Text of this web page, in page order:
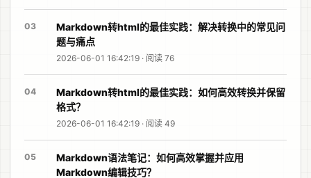
03
Markdown转html的最佳实践：解决转换中的常见问
题与痛点
2026-06-01 16:42:19 · 阅读 76
04
Markdown转html的最佳实践：如何高效转换并保留
格式？
2026-06-01 16:42:19 · 阅读 49
05
Markdown语法笔记：如何高效掌握并应用
Markdown编辑技巧？